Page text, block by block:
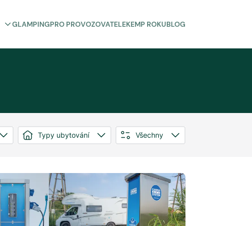
GLAMPINGPRO PROVOZOVATELEKEMP ROKUBLOG
Typy ubytování Všechny